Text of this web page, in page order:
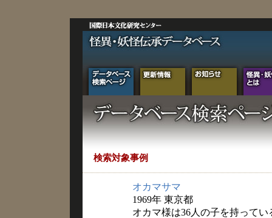
検索対象事例
オカマサマ
1969年 東京都
オカマ様は36人の子を持ってい